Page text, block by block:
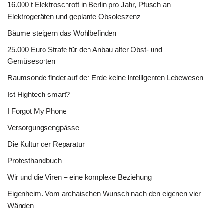
16.000 t Elektroschrott in Berlin pro Jahr, Pfusch an
Elektrogeräten und geplante Obsoleszenz
Bäume steigern das Wohlbefinden
25.000 Euro Strafe für den Anbau alter Obst- und
Gemüsesorten
Raumsonde findet auf der Erde keine intelligenten Lebewesen
Ist Hightech smart?
I Forgot My Phone
Versorgungsengpässe
Die Kultur der Reparatur
Protesthandbuch
Wir und die Viren – eine komplexe Beziehung
Eigenheim. Vom archaischen Wunsch nach den eigenen vier
Wänden